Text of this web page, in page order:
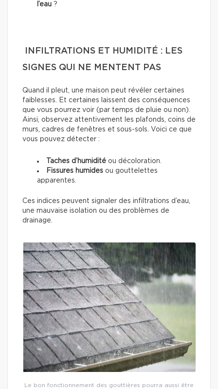
l’eau ?
INFILTRATIONS ET HUMIDITÉ : LES
SIGNES QUI NE MENTENT PAS
Quand il pleut, une maison peut révéler certaines
faiblesses. Et certaines laissent des conséquences
que vous pourrez voir (par temps de pluie ou non).
Ainsi, observez attentivement les plafonds, coins de
murs, cadres de fenêtres et sous-sols. Voici ce que
vous pouvez détecter :
Taches d’humidité ou décoloration.
Fissures humides ou gouttelettes
apparentes.
Ces indices peuvent signaler des infiltrations d’eau,
une mauvaise isolation ou des problèmes de
drainage.
Le bon fonctionnement des gouttières pourra aussi être